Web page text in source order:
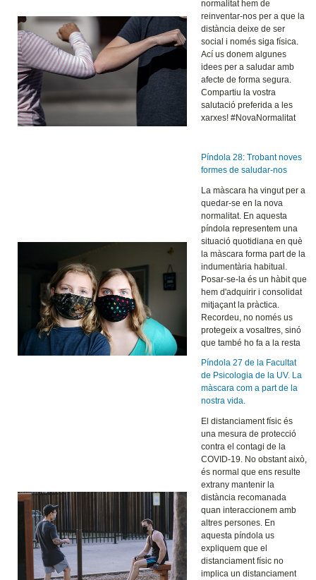
normalitat hem de
reinventar-nos per a que la
distància deixe de ser
social i només siga física.
Ací us donem algunes
idees per a saludar amb
afecte de forma segura.
Compartiu la vostra
salutació preferida a les
xarxes! #NovaNormalitat
Píndola 28: Trobant noves
formes de saludar-nos
La màscara ha vingut per a
quedar-se en la nova
normalitat. En aquesta
píndola representem una
situació quotidiana en què
la màscara forma part de la
indumentària habitual.
Posar-se-la és un hàbit que
hem d'adquirir i consolidat
mitjaçant la pràctica.
Recordeu, no només us
protegeix a vosaltres, sinó
que també ho fa a la resta
Píndola 27 de la Facultat
de Psicologia de la UV. La
màscara com a part de la
nostra vida.
El distanciament físic és
una mesura de protecció
contra el contagi de la
COVID-19. No obstant això,
és normal que ens resulte
extrany mantenir la
distància recomanada
quan interaccionem amb
altres persones. En
aquesta píndola us
expliquem que el
distanciament físic no
implica un distanciament